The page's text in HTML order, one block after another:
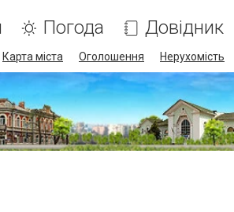
Погода Довідник
Карта міста Оголошення Нерухомість